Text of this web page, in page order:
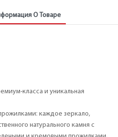
О Товаре
класса и уникальная
каждое зеркало,
натурального камня с